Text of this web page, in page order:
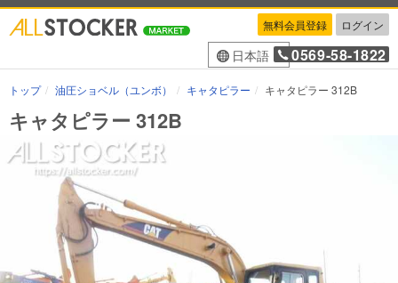
無料会員登録 ログイン
日本語 0569-58-1822
トップ 油圧ショベル（ユンボ） キャタピラー キャタピラー 312B
キャタピラー 312B